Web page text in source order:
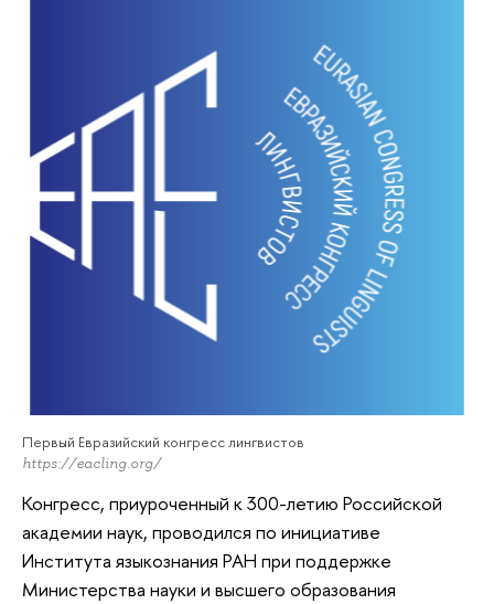
Первый Евразийский конгресс лингвистов
https://eacling.org/
Конгресс, приуроченный к 300-летию Российской
академии наук, проводился по инициативе
Института языкознания РАН при поддержке
Министерства науки и высшего образования